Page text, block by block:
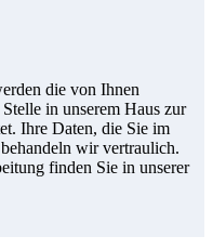
die von Ihnen
in unserem Haus zur
Ihre Daten, die Sie im
wir vertraulich.
finden Sie in unserer